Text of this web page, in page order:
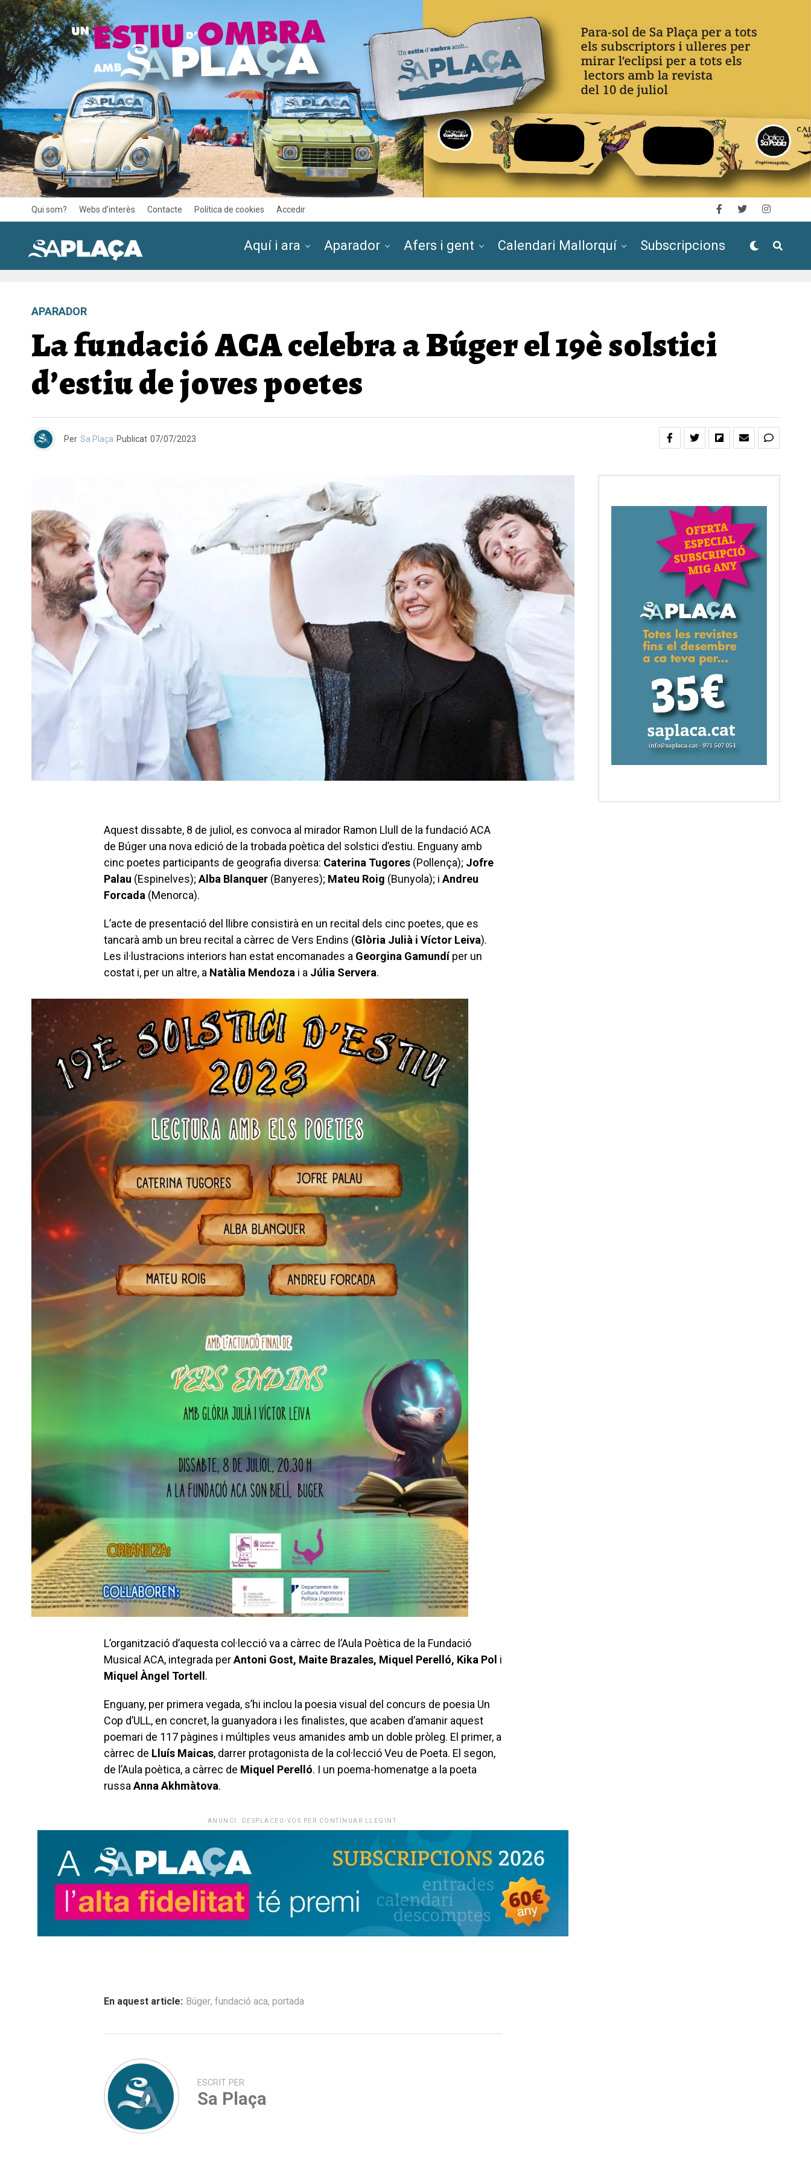
Qui som? Webs d’interès Contacte Política de cookies Accedir
Aquí i ara Aparador Afers i gent Calendari Mallorquí Subscripcions
APARADOR
La fundació ACA celebra a Búger el 19è solstici
d’estiu de joves poetes
Per Sa Plaça Publicat 07/07/2023
Aquest dissabte, 8 de juliol, es convoca al mirador Ramon Llull de la fundació ACA
de Búger una nova edició de la trobada poètica del solstici d’estiu. Enguany amb
cinc poetes participants de geografia diversa: Caterina Tugores (Pollença); Jofre
Palau (Espinelves); Alba Blanquer (Banyeres); Mateu Roig (Bunyola); i Andreu
Forcada (Menorca).
L’acte de presentació del llibre consistirà en un recital dels cinc poetes, que es
tancarà amb un breu recital a càrrec de Vers Endins (Glòria Julià i Víctor Leiva).
Les il·lustracions interiors han estat encomanades a Georgina Gamundíper un
costat i, per un altre, a Natàlia Mendoza i a Júlia Servera.
L’organització d’aquesta col·lecció va a càrrec de l’Aula Poètica de la Fundació
Musical ACA, integrada perAntoni Gost, Maite Brazales, Miquel Perelló, Kika Pol i
Miquel Àngel Tortell.
Enguany, per primera vegada, s’hi inclou la poesia visual del concurs de poesia Un
Cop d’ULL, en concret, la guanyadora i les finalistes, que acaben d’amanir aquest
poemari de 117 pàgines i múltiples veus amanides amb un doble pròleg. El primer, a
càrrec de Lluís Maicas, darrer protagonista de la col·lecció Veu de Poeta. El segon,
de l’Aula poètica, a càrrec de Miquel Perelló. I un poema-homenatge a la poeta
russa Anna Akhmàtova.
ANUNCI. DESPLACEU-VOS PER CONTINUAR LLEGINT.
En aquest article: Búger, fundació aca, portada
ESCRIT PER
Sa Plaça